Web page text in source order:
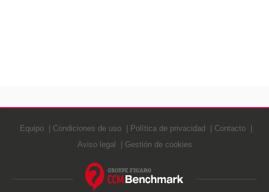
Equipo Condiciones de uso Política de privacidad
Contacto
Aviso legal
Gestión de cookies